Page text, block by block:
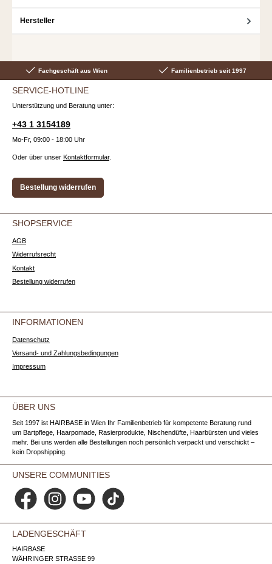
Hersteller
Fachgeschäft aus Wien Familienbetrieb seit 1997
SERVICE-HOTLINE
Unterstützung und Beratung unter:
+43 1 3154189
Mo-Fr, 09:00 - 18:00 Uhr
Oder über unser Kontaktformular.
Bestellung widerrufen
SHOPSERVICE
AGB
Widerrufsrecht
Kontakt
Bestellung widerrufen
INFORMATIONEN
Datenschutz
Versand- und Zahlungsbedingungen
Impressum
ÜBER UNS
Seit 1997 ist HAIRBASE in Wien Ihr Familienbetrieb für kompetente Beratung rund
um Bartpflege, Haarpomade, Rasierprodukte, Nischendüfte, Haarbürsten und vieles
mehr. Bei uns werden alle Bestellungen noch persönlich verpackt und verschickt –
kein Dropshipping.
UNSERE COMMUNITIES
Facebook Instagram YouTube TikTok
LADENGESCHÄFT
HAIRBASE
WÄHRINGER STRASSE 99